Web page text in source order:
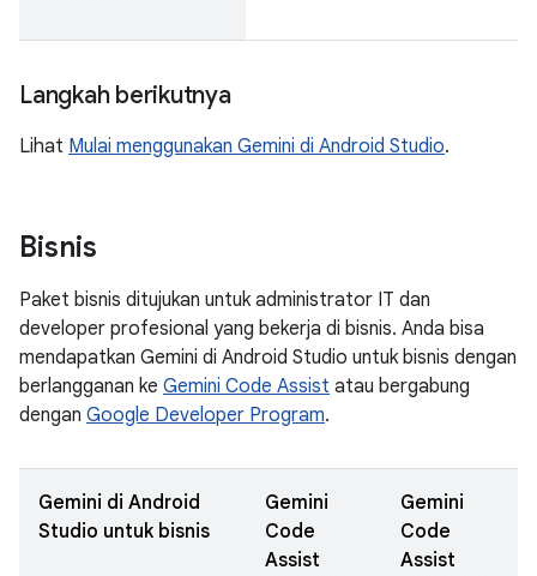
Langkah berikutnya
Lihat Mulai menggunakan Gemini di Android Studio.
Bisnis
Paket bisnis ditujukan untuk administrator IT dan
developer profesional yang bekerja di bisnis. Anda bisa
mendapatkan Gemini di Android Studio untuk bisnis dengan
berlangganan ke Gemini Code Assist atau bergabung
dengan Google Developer Program.
Gemini di Android
Studio untuk bisnis
Gemini
Code
Assist
Gemini
Code
Assist